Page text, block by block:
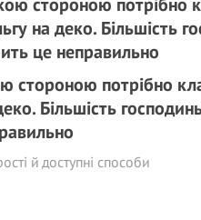
стороною потрібно
Більшість
й доступні способи